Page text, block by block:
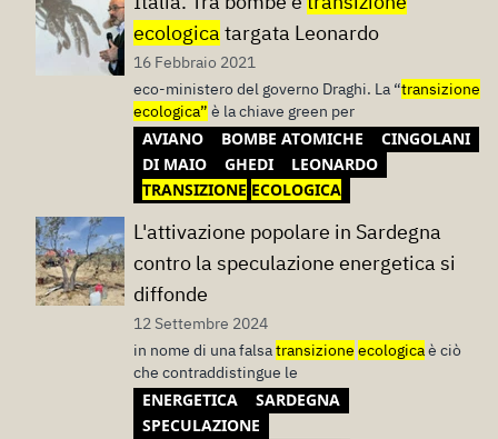
ecologicatargata Leonardo
16 Febbraio 2021
eco-ministero del governo Draghi. La “transizione
ecologica” è la chiave green per
AVIANO BOMBE ATOMICHE
CINGOLANI
DI MAIO
GHEDI
LEONARDO
TRANSIZIONE ECOLOGICA
L'attivazione popolare in Sardegna
contro la speculazione energetica si
diffonde
12 Settembre 2024
in nome di una falsatransizione ecologicaè ciò
che contraddistingue le
ENERGETICA
SARDEGNA
SPECULAZIONE